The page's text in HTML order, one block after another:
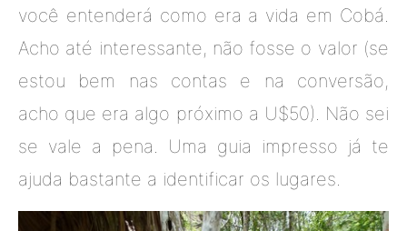
você entenderá como era a vida em Cobá.
Acho até interessante, não fosse o valor (se
estou bem nas contas e na conversão,
acho que era algo próximo a U$50). Não sei
se vale a pena. Uma guia impresso já te
ajuda bastante a identificar os lugares.